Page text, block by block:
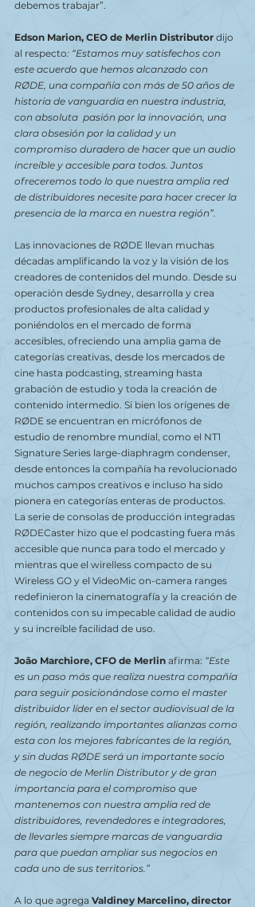
debemos trabajar”.
Edson Marion, CEO de Merlin Distributor dijo
al respecto: “Estamos muy satisfechos con
este acuerdo que hemos alcanzado con
RØDE, una compañía con más de 50 años de
historia de vanguardia en nuestra industria,
con absoluta  pasión por la innovación, una
clara obsesión por la calidad y un
compromiso duradero de hacer que un audio
increíble y accesible para todos. Juntos
ofreceremos todo lo que nuestra amplia red
de distribuidores necesite para hacer crecer la
presencia de la marca en nuestra región”.
Las innovaciones de RØDE llevan muchas
décadas amplificando la voz y la visión de los
creadores de contenidos del mundo. Desde su
operación desde Sydney, desarrolla y crea
productos profesionales de alta calidad y
poniéndolos en el mercado de forma
accesibles, ofreciendo una amplia gama de
categorías creativas, desde los mercados de
cine hasta podcasting, streaming hasta
grabación de estudio y toda la creación de
contenido intermedio. Si bien los orígenes de
RØDE se encuentran en micrófonos de
estudio de renombre mundial, como el NT1
Signature Series large-diaphragm condenser,
desde entonces la compañía ha revolucionado
muchos campos creativos e incluso ha sido
pionera en categorías enteras de productos.
La serie de consolas de producción integradas
RØDECaster hizo que el podcasting fuera más
accesible que nunca para todo el mercado y
mientras que el wirelless compacto de su
Wireless GO y el VideoMic on-camera ranges
redefinieron la cinematografía y la creación de
contenidos con su impecable calidad de audio
y su increíble facilidad de uso.
João Marchiore, CFO de Merlin afirma: “Este
es un paso más que realiza nuestra compañía
para seguir posicionándose como el master
distribuidor líder en el sector audiovisual de la
región, realizando importantes alianzas como
esta con los mejores fabricantes de la región,
y sin dudas RØDE será un importante socio
de negocio de Merlin Distributor y de gran
importancia para el compromiso que
mantenemos con nuestra amplia red de
distribuidores, revendedores e integradores,
de llevarles siempre marcas de vanguardia
para que puedan ampliar sus negocios en
cada uno de sus territorios.”
A lo que agrega Valdiney Marcelino, director